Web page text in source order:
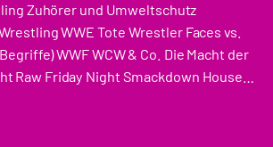
Zuhörer und Umweltschutz
WWE Tote Wrestler Faces vs.
WWF WCW & Co. Die Macht der
Raw Friday Night Smackdown House…